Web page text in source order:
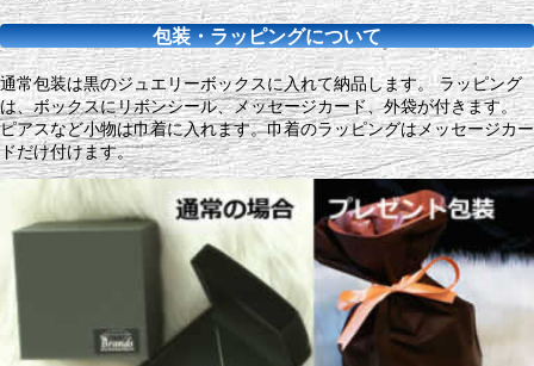
包装・ラッピングについて
通常包装は黒のジュエリーボックスに入れて納品します。 ラッピング
は、ボックスにリボンシール、メッセージカード、外袋が付きます。
ピアスなど小物は巾着に入れます。巾着のラッピングはメッセージカー
ドだけ付けます。